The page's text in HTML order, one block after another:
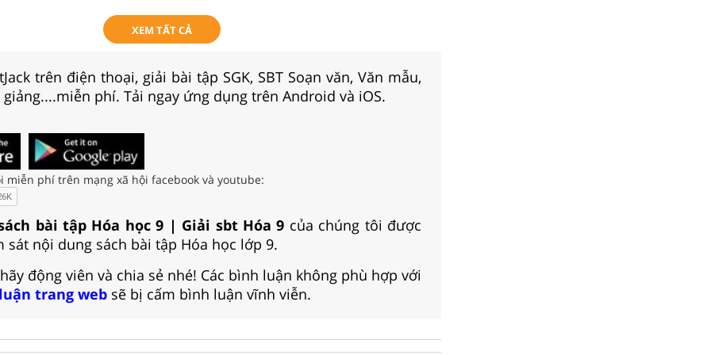
XEM TẤT CẢ
trên điện thoại, giải bài tập SGK, SBT Soạn văn, Văn mẫu,
phí. Tải ngay ứng dụng trên Android và iOS.
miễn phí trên mạng xã hội facebook và youtube:
bài tập Hóa học 9 | Giải sbt Hóa 9 của chúng tôi được
sát nội dung sách bài tập Hóa học lớp 9.
động viên và chia sẻ nhé! Các bình luận không phù hợp với
trang web sẽ bị cấm bình luận vĩnh viễn.